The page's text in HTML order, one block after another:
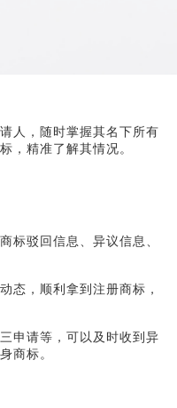
人，随时掌握其名下所有
，精准了解其情况。
标驳回信息、异议信息、
态，顺利拿到注册商标，
申请等，可以及时收到异
商标。